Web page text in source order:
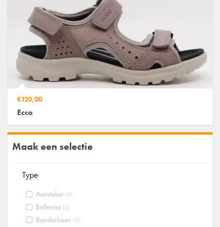
€120,00
Ecco
Maak een selectie
Type
Aansteker (0)
Ballerina (0)
Bandschoen (0)